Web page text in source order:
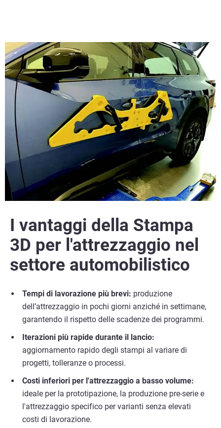
I vantaggi della Stampa
3D per l'attrezzaggio nel
settore automobilistico
Tempi di lavorazione più brevi: produzione
dell’attrezzaggio in pochi giorni anziché in settimane,
garantendo il rispetto delle scadenze dei programmi.
Iterazioni più rapide durante il lancio:
aggiornamento rapido degli stampi al variare di
progetti, tolleranze o processi.
Costi inferiori per l'attrezzaggio a basso volume:
ideale per la prototipazione, la produzione pre-serie e
l'attrezzaggio specifico per varianti senza elevati
costi di lavorazione.